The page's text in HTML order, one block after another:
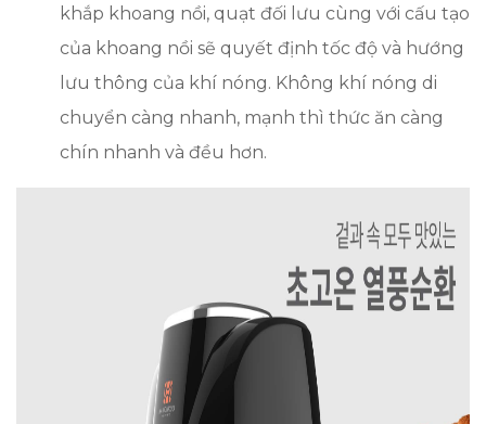
khắp khoang nồi, quạt đối lưu cùng với cấu tạo
của khoang nồi sẽ quyết định tốc độ và hướng
lưu thông của khí nóng. Không khí nóng di
chuyển càng nhanh, mạnh thì thức ăn càng
chín nhanh và đều hơn.